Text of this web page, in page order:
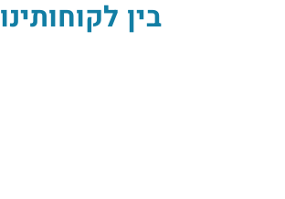
בין לקוחותינו